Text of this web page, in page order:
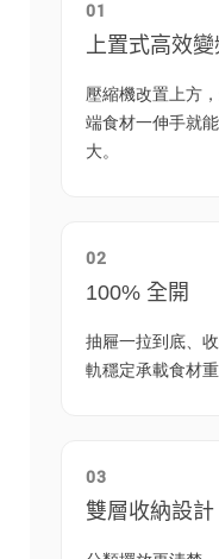
01
上置式高效
壓縮機改置上方
端食材一伸手就
大。
02
100% 全開
抽屜一拉到底、
軌穩定承載食材重
03
雙層收納設計